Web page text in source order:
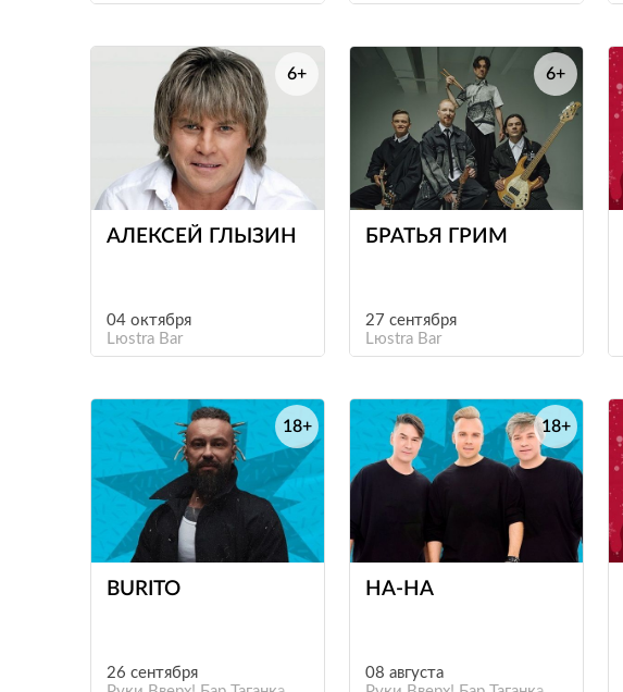
е
АЛЕКСЕЙ ГЛЫЗИН
04 октября
Lюstra Bar
6+
е
БРАТЬЯ ГРИМ
27 сентября
Lюstra Bar
6+
е
BURITO
26 сентября
18+
е
НА-НА
08 августа
18+